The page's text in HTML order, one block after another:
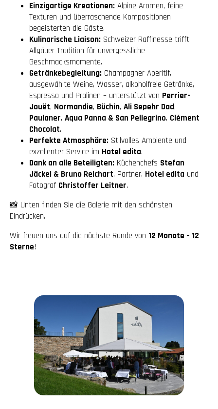
Einzigartige Kreationen: Alpine Aromen, feine
Texturen und überraschende Kompositionen
begeisterten die Gäste.
Kulinarische Liaison: Schweizer Raffinesse trifft
Allgäuer Tradition für unvergessliche
Geschmacksmomente.
Getränkebegleitung: Champagner-Aperitif,
ausgewählte Weine, Wasser, alkoholfreie Getränke,
Espresso und Pralinen – unterstützt von Perrier-
Jouët, Normandie, Büchin, Ali Sepehr Dad,
Paulaner, Aqua Panna & San Pellegrino, Clément
Chocolat.
Perfekte Atmosphäre: Stilvolles Ambiente und
exzellenter Service im Hotel edita.
Dank an alle Beteiligten: Küchenchefs Stefan
Jäckel & Bruno Reichart, Partner, Hotel edita und
Fotograf Christoffer Leitner.
📸 Unten finden Sie die Galerie mit den schönsten
Eindrücken.
Wir freuen uns auf die nächste Runde von 12 Monate – 12
Sterne!